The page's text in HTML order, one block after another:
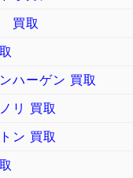
買取
ハーゲン 買取
リ 買取
ン 買取